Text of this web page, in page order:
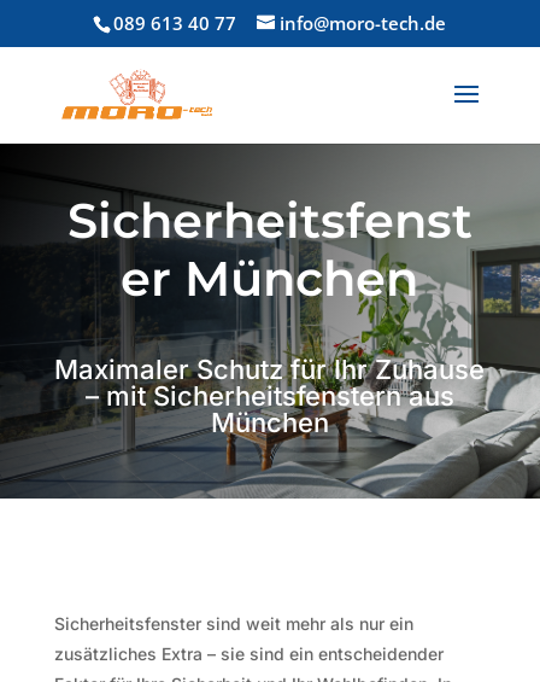
089 613 40 77 info@moro-tech.de
Sicherheitsfenst
er München
Maximaler Schutz für Ihr Zuhause
– mit Sicherheitsfenstern aus
München
Sicherheitsfenster sind weit mehr als nur ein
zusätzliches Extra – sie sind ein entscheidender